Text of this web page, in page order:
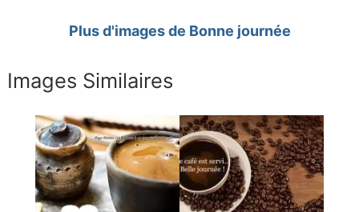
Plus d'images de Bonne journée
Images Similaires